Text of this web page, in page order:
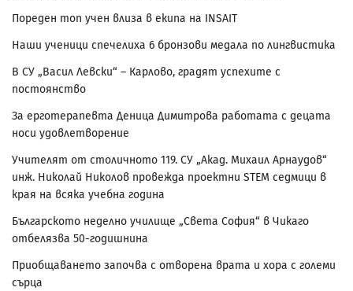
Пореден топ учен влиза в екипа на INSAIT
Наши ученици спечелиха 6 бронзови медала по лингвистика
В СУ „Васил Левски“ – Карлово, градят успехите с
постоянство
За ерготерапевта Деница Димитрова работата с децата
носи удовлетворение
Учителят от столичното 119. СУ „Акад. Михаил Арнаудов“
инж. Николай Николов провежда проектни STEM седмици в
края на всяка учебна година
Българското неделно училище „Света София“ в Чикаго
отбелязва 50-годишнина
Приобщаването започва с отворена врата и хора с големи
сърца